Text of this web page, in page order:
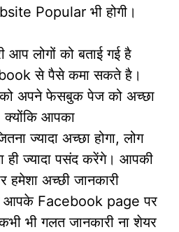
Popular भी होगी।
आप लोगों को बताई गई है
से पैसे कमा सकते है।
अपने फेसबुक पेज को अच्छा
क्योंकि आपका
ज्यादा अच्छा होगा, लोग
ज्यादा पसंद करेंगे। आपकी
अच्छी जानकारी
आपके Facebook page पर
भी गलत जानकारी ना शेयर